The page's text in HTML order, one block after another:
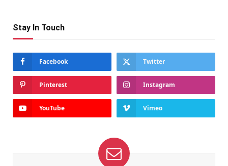
Stay In Touch
Facebook Twitter
Pinterest Instagram
YouTube Vimeo